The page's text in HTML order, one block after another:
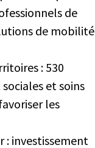
de
de mobilité
: 530
et soins
les
: investissement